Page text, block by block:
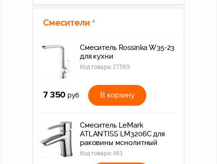
Смесители 4
Смеситель Rossinka W35-23
для кухни
Код товара:27569
7 350 руб В корзину
Смеситель LeMark
ATLANTISS LM3206C для
раковины монолитный
Код товара:461